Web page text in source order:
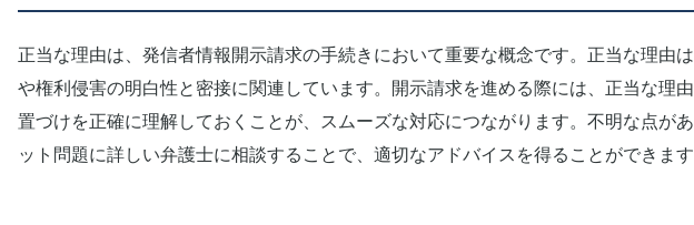
正当な理由は、発信者情報開示請求の手続きにおいて重要な概念です。正当な理由
や権利侵害の明白性と密接に関連しています。開示請求を進める際には、正当な理
置づけを正確に理解しておくことが、スムーズな対応につながります。不明な点が
ット問題に詳しい弁護士に相談することで、適切なアドバイスを得ることができます